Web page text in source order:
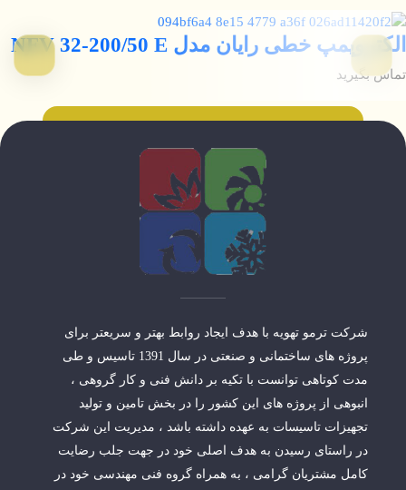
الکتروپمپ خطی رایان مدل NFV 32-200/50 E
تماس بگیرید
شرکت ترمو تهویه با هدف ایجاد روابط بهتر و سریعتر برای
پروژه های ساختمانی و صنعتی در سال 1391 تاسیس و طی
مدت کوتاهی توانست با تکیه بر دانش فنی و کار گروهی ،
انبوهی از پروژه های این کشور را در بخش تامین و تولید
تجهیزات تاسیسات به عهده داشته باشد ، مدیریت این شرکت
در راستای رسیدن به هدف اصلی خود در جهت جلب رضایت
کامل مشتریان گرامی ، به همراه گروه فنی مهندسی خود در